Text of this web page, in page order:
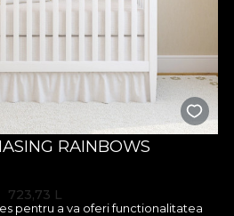
RAINBOWS
723,73 L
pentru a va oferi functionalitatea